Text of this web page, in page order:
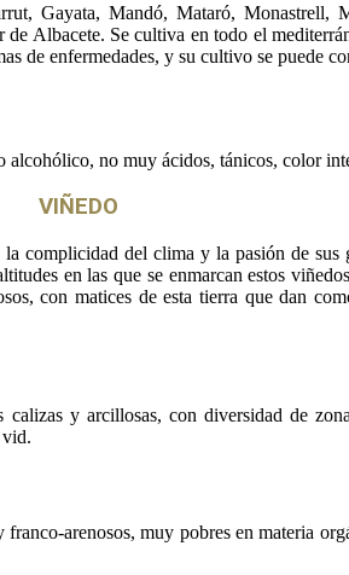
Gayata, Mandó, Mataró, Monastrell,
Albacete. Se cultiva en todo el
de enfermedades, y su cultivo se puede
no muy ácidos, tánicos, color
VIÑEDO
complicidad del clima y la pasión de
en las que se enmarcan estos
con matices de esta tierra que dan
y arcillosas, con diversidad de
arenosos, muy pobres en materia